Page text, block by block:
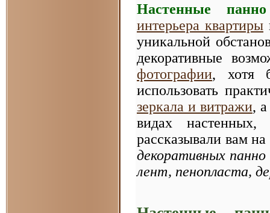
Настенные панно
интерьера квартиры
уникальной
декоративные
фотографии, хотя
использовать
зеркала и витражи,
видах
рассказывали вам
декоративных
лент, пенопласта,